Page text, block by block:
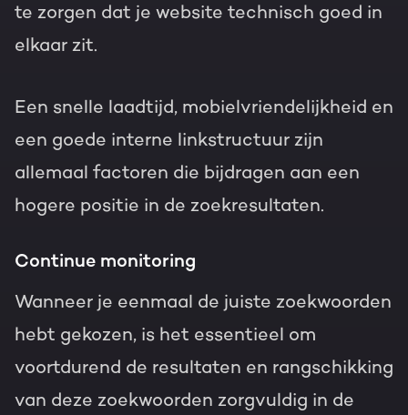
te zorgen dat je website technisch goed in
elkaar zit.
Een snelle laadtijd, mobielvriendelijkheid en
een goede interne linkstructuur zijn
allemaal factoren die bijdragen aan een
hogere positie in de zoekresultaten.
Continue monitoring
Wanneer je eenmaal de juiste zoekwoorden
hebt gekozen, is het essentieel om
voortdurend de resultaten en rangschikking
van deze zoekwoorden zorgvuldig in de